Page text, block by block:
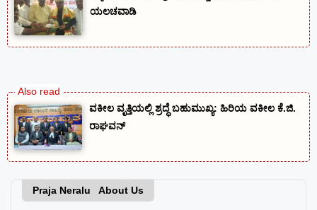
ಯಲಚವಾಡಿ
ವಕೀಲ ವೃತ್ತಿಯಲ್ಲಿ ಶ್ರದ್ಧೆ ಬಹುಮುಖ್ಯ: ಹಿರಿಯ ವಕೀಲ ಕೆ.ಜಿ.
ರಾಘವನ್
Praja Neralu About Us